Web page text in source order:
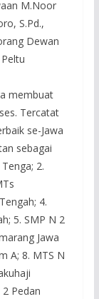
M.Noor
S.Pd.,
Dewan
membuat
Tercatat
se-Jawa
sebagai
2.
4.
5. SMP N 2
Jawa
A; 8. MTS N
Pedan